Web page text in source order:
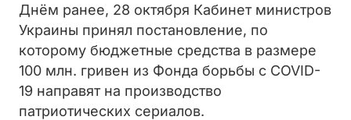
Днём ранее, 28 октября Кабинет министров
Украины принял постановление, по
которому бюджетные средства в размере
100 млн. гривен из Фонда борьбы с COVID-
19 направят на производство
патриотических сериалов.